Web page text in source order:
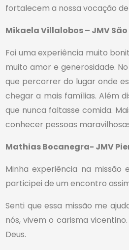
fortalecem a nossa vocação
Mikaela Villalobos – JMV
Foi uma experiência muito
muito amor e generosidade.
que percorrer do lugar onde
chegar a mais famílias. Além
que nunca faltasse comida.
conhecer pessoas
Mathias Bocanegra- JMV
Minha experiência na
participei de um encontro
Senti que essa missão me
nós, vivem o carisma
Deus.